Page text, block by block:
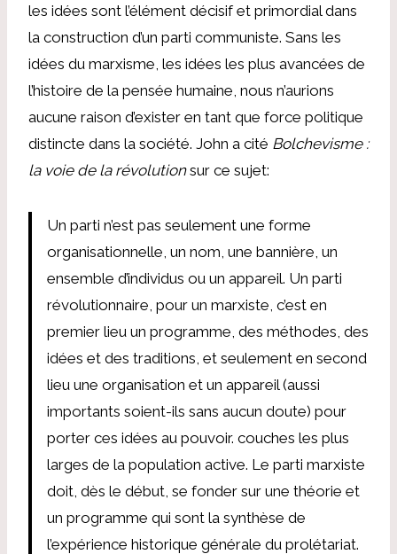
les idées sont l’élément décisif et primordial dans
la construction d’un parti communiste. Sans les
idées du marxisme, les idées les plus avancées de
l’histoire de la pensée humaine, nous n’aurions
aucune raison d’exister en tant que force politique
distincte dans la société. John a cité Bolchevisme :
la voie de la révolutionsur ce sujet:
Un parti n’est pas seulement une forme
organisationnelle, un nom, une bannière, un
ensemble d’individus ou un appareil. Un parti
révolutionnaire, pour un marxiste, c’est en
premier lieu un programme, des méthodes, des
idées et des traditions, et seulement en second
lieu une organisation et un appareil (aussi
importants soient-ils sans aucun doute) pour
porter ces idées au pouvoir. couches les plus
larges de la population active. Le parti marxiste
doit, dès le début, se fonder sur une théorie et
un programme qui sont la synthèse de
l’expérience historique générale du prolétariat.